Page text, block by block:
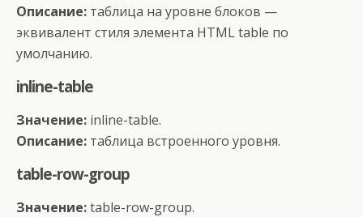
Описание: таблица на уровне блоков —
эквивалент стиля элемента HTML table по
умолчанию.
inline-table
Значение: inline-table.
Описание: таблица встроенного уровня.
table-row-group
Значение:table-row-group.